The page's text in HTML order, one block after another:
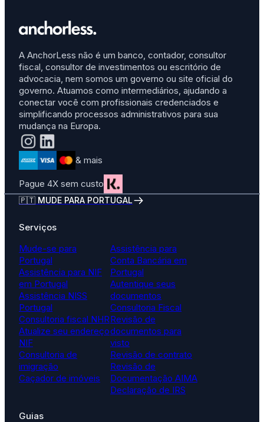
A AnchorLess não é um banco, contador, consultor
fiscal, consultor de investimentos ou escritório de
advocacia, nem somos um governo ou site oficial do
governo. Atuamos como intermediários, ajudando a
conectar você com profissionais credenciados e
simplificando processos administrativos para sua
mudança na Europa.
& mais
Pague 4X sem custo
🇵🇹 MUDE PARA PORTUGAL
Serviços
Mude-se para
Portugal
Assistência para NIF
em Portugal
Assistência NISS
Portugal
Consultoria fiscal NHR
Atualize seu endereço
NIF
Consultoria de
imigração
Caçador de imóveis
Assistência para
Conta Bancária em
Portugal
Autentique seus
documentos
Consultoria Fiscal
Revisão de
documentos para
visto
Revisão de contrato
Revisão de
Documentação AIMA
Declaração de IRS
Guias